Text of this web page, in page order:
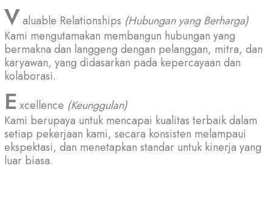
aluable Relationships (Hubungan yang Berharga)
Kami mengutamakan membangun hubungan yang
bermakna dan langgeng dengan pelanggan, mitra, dan
karyawan, yang didasarkan pada kepercayaan dan
kolaborasi.
xcellence (Keunggulan)
Kami berupaya untuk mencapai kualitas terbaik dalam
setiap pekerjaan kami, secara konsisten melampaui
ekspektasi, dan menetapkan standar untuk kinerja yang
luar biasa.